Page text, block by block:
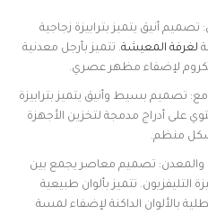
تصميم أنيق يتميز بترابيزة زجاجية
لغرفة المعيشة. تتميز بأرجل معدنية
لإضفاء مظهر عصري.
تصميم بسيط وأنيق يتميز بترابيزة
على أدراج مدمجة لتخزين الأجهزة
بشكل منظم.
والمعدن: تصميم معاصر يجمع بين
التليفزيون. تتميز بألوان طبيعية
بالألوان الداكنة لإضفاء لمسة